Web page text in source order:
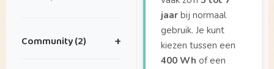
Community (2) +
jaar bij normaal
gebruik. Je kunt
kiezen tussen een
400 Wh of een